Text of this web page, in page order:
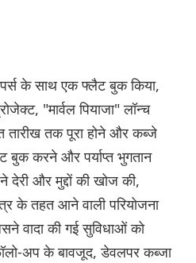
के साथ एक फ्लैट बुक किया,
"मार्वल पियाजा" लॉन्च
तारीख तक पूरा होने और कब्जे
बुक करने और पर्याप्त भुगतान
देरी और मुद्दों की खोज की,
के तहत आने वाली परियोजना
वादा की गई सुविधाओं को
अप के बावजूद, डेवलपर कब्जा